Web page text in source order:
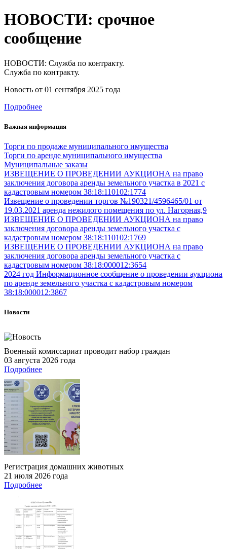
НОВОСТИ: срочное
сообщение
НОВОСТИ: Служба по контракту.
Служба по контракту.
Новость от 01 сентября 2025 года
Подробнее
Важная информация
Торги по продаже муниципального имущества
Торги по аренде муниципального имущества
Муниципальные заказы
ИЗВЕЩЕНИЕ О ПРОВЕДЕНИИ АУКЦИОНА на право
заключения договора аренды земельного участка в 2021 с
кадастровым номером 38:18:110102:1774
Извещение о проведении торгов №190321/4596465/01 от
19.03.2021 аренда нежилого помещения по ул. Нагорная,9
ИЗВЕЩЕНИЕ О ПРОВЕДЕНИИ АУКЦИОНА на право
заключения договора аренды земельного участка с
кадастровым номером 38:18:110102:1769
ИЗВЕЩЕНИЕ О ПРОВЕДЕНИИ АУКЦИОНА на право
заключения договора аренды земельного участка с
кадастровым номером 38:18:000012:3654
2024 год Информационное сообщение о проведении аукциона
по аренде земельного участка с кадастровым номером
38:18:000012:3867
Новости
Военный комиссариат проводит набор граждан
03 августа 2026 года
Подробнее
Регистрация домашних животных
21 июля 2026 года
Подробнее